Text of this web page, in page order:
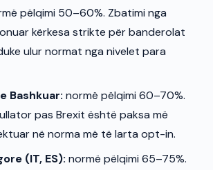
pëlqimi 50–60%. Zbatimi nga
kërkesa strikte për banderolat
ulur normat nga nivelet para
Bashkuar: normë pëlqimi 60–70%.
pas Brexit është paksa më
në norma më të larta opt-in.
(IT, ES): normë pëlqimi 65–75%.